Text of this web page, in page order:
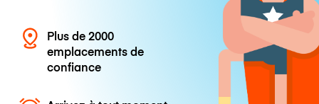
Plus de 2000
emplacements de
confiance